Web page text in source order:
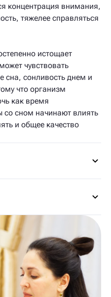
концентрация внимания,
тяжелее справляться
истощает
чувствовать
сна, сонливость днем и
что организм
как время
сном начинают влиять
и общее качество